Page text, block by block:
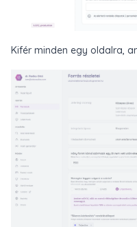
Kifér minden egy oldalra,